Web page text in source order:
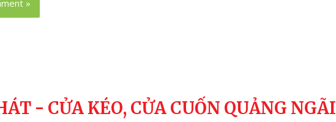
- CỬA KÉO, CỬA CUỐN QUẢNG NGÃI